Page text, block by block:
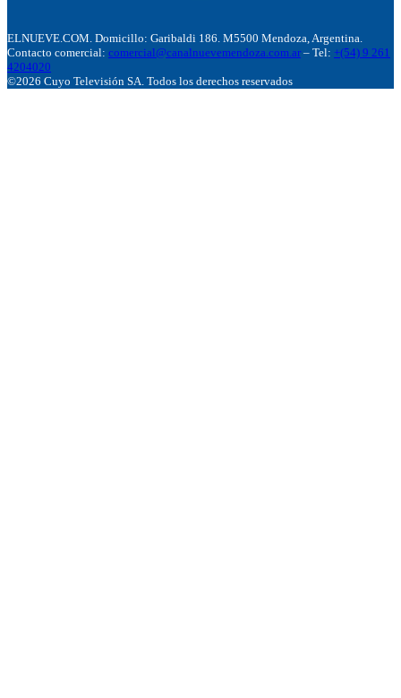
ELNUEVE.COM. Domicillo: Garibaldi 186. M5500 Mendoza, Argentina.
Contacto comercial: comercial@canalnuevemendoza.com.ar – Tel: +(54) 9 261
4204020
©2026 Cuyo Televisión SA. Todos los derechos reservados